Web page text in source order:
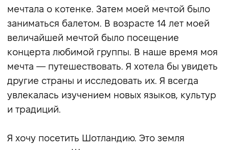
мечтала о котенке. Затем моей мечтой было
заниматься балетом. В возрасте 14 лет моей
величайшей мечтой было посещение
концерта любимой группы. В наше время моя
мечта — путешествовать. Я хотела бы увидеть
другие страны и исследовать их. Я всегда
увлекалась изучением новых языков, культур
и традиций.
Я хочу посетить Шотландию. Это земля